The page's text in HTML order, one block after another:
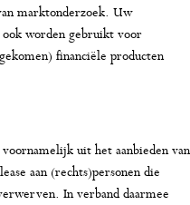
marktonderzoek. Uw
ook worden gebruikt voor
financiële producten
uit het aanbieden van
aan (rechts)personen die
In verband daarmee